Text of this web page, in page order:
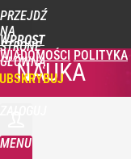
PRZEJDŹ
NA
STRONĘ
GŁÓWNĄ
WPROST
WIADOMOŚCI POLITYKA
MENU
NAUKA